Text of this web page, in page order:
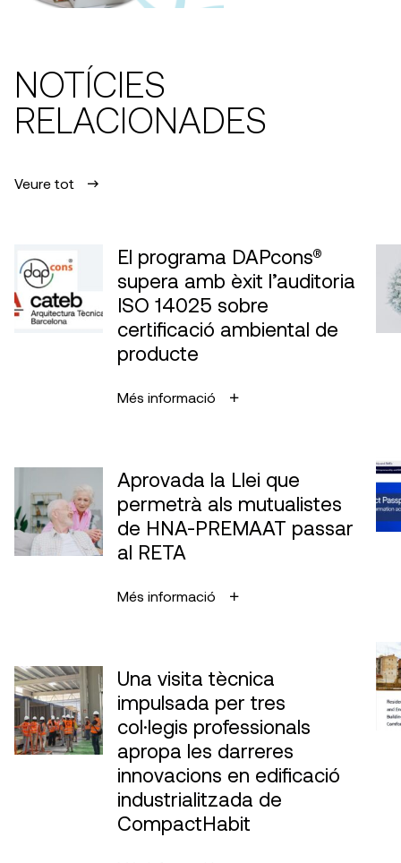
NOTÍCIES
RELACIONADES
Veure tot
El programa DAPcons®
supera amb èxit l’auditoria
ISO 14025 sobre
certificació ambiental de
producte
Més informació
Aprovada la Llei que
permetrà als mutualistes
de HNA-PREMAAT passar
al RETA
Més informació
Una visita tècnica
impulsada per tres
col·legis professionals
apropa les darreres
innovacions en edificació
industrialitzada de
CompactHabit